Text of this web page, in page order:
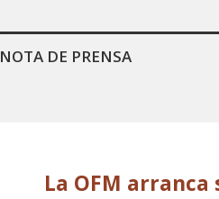
NOTA DE PRENSA
La OFM